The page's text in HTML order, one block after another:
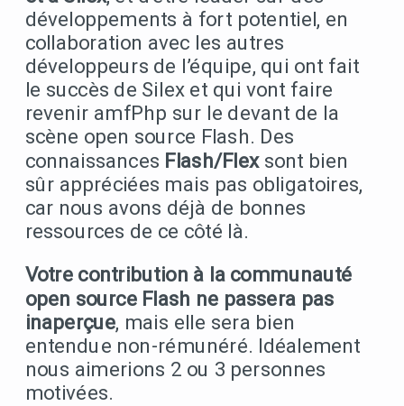
développements à fort potentiel, en
collaboration avec les autres
développeurs de l’équipe, qui ont fait
le succès de Silex et qui vont faire
revenir amfPhp sur le devant de la
scène open source Flash. Des
connaissances Flash/Flexsont bien
sûr appréciées mais pas obligatoires,
car nous avons déjà de bonnes
ressources de ce côté là.
Votre contribution à la communauté
open source Flash ne passera pas
inaperçue, mais elle sera bien
entendue non-rémunéré. Idéalement
nous aimerions 2 ou 3 personnes
motivées.